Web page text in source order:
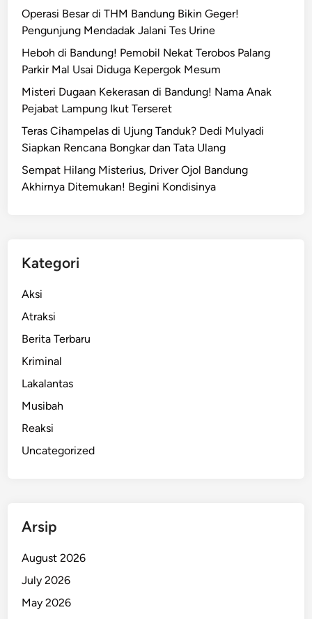
Operasi Besar di THM Bandung Bikin Geger!
Pengunjung Mendadak Jalani Tes Urine
Heboh di Bandung! Pemobil Nekat Terobos Palang
Parkir Mal Usai Diduga Kepergok Mesum
Misteri Dugaan Kekerasan di Bandung! Nama Anak
Pejabat Lampung Ikut Terseret
Teras Cihampelas di Ujung Tanduk? Dedi Mulyadi
Siapkan Rencana Bongkar dan Tata Ulang
Sempat Hilang Misterius, Driver Ojol Bandung
Akhirnya Ditemukan! Begini Kondisinya
Kategori
Aksi
Atraksi
Berita Terbaru
Kriminal
Lakalantas
Musibah
Reaksi
Uncategorized
Arsip
August 2026
July 2026
May 2026